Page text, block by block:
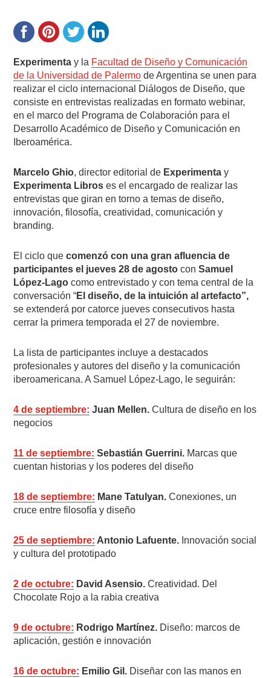
Experimenta y la Facultad de Diseño y Comunicación
de la Universidad de Palermo de Argentina se unen para
realizar el ciclo internacional Diálogos de Diseño, que
consiste en entrevistas realizadas en formato webinar,
en el marco del Programa de Colaboración para el
Desarrollo Académico de Diseño y Comunicación en
Iberoamérica.
Marcelo Ghio, director editorial de Experimenta y
Experimenta Libros es el encargado de realizar las
entrevistas que giran en torno a temas de diseño,
innovación, filosofía, creatividad, comunicación y
branding.
El ciclo quecomenzó con una gran afluencia de
participantes el jueves 28 de agostoconSamuel
López-Lago como entrevistado y con tema central de la
conversación “El diseño, de la intuición al artefacto”,
se extenderá por catorce jueves consecutivos hasta
cerrar la primera temporada el 27 de noviembre.
La lista de participantes incluye a destacados
profesionales y autores del diseño y la comunicación
iberoamericana. A Samuel López-Lago, le seguirán:
4 de septiembre: Juan Mellen. Cultura de diseño en los
negocios
11 de septiembre: Sebastián Guerrini. Marcas que
cuentan historias y los poderes del diseño
18 de septiembre: Mane Tatulyan. Conexiones, un
cruce entre filosofía y diseño
25 de septiembre: Antonio Lafuente. Innovación social
y cultura del prototipado
2 de octubre: David Asensio. Creatividad. Del
Chocolate Rojo a la rabia creativa
9 de octubre: Rodrigo Martínez. Diseño: marcos de
aplicación, gestión e innovación
16 de octubre: Emilio Gil. Diseñar con las manos en